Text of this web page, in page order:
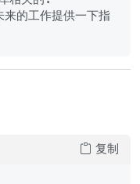
的工作提供一下指
复制